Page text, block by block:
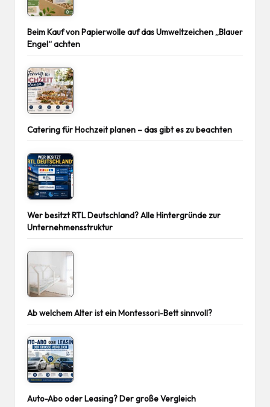
Beim Kauf von Papierwolle auf das Umweltzeichen „Blauer
Engel“ achten
Catering für Hochzeit planen – das gibt es zu beachten
Wer besitzt RTL Deutschland? Alle Hintergründe zur
Unternehmensstruktur
Ab welchem Alter ist ein Montessori-Bett sinnvoll?
Auto-Abo oder Leasing? Der große Vergleich